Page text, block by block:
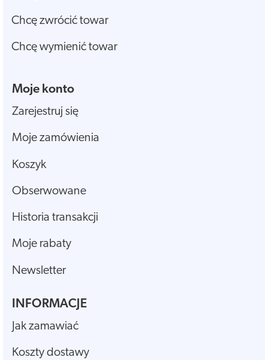
Chcę zwrócić towar
Chcę wymienić towar
Moje konto
Zarejestruj się
Moje zamówienia
Koszyk
Obserwowane
Historia transakcji
Moje rabaty
Newsletter
INFORMACJE
Jak zamawiać
Koszty dostawy